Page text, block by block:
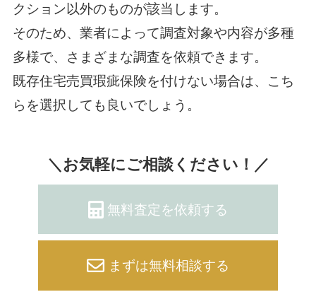
クション以外のものが該当します。
そのため、業者によって調査対象や内容が多種
多様で、さまざまな調査を依頼できます。
既存住宅売買瑕疵保険を付けない場合は、こち
らを選択しても良いでしょう。
＼お気軽にご相談ください！／
無料査定を依頼する
まずは無料相談する